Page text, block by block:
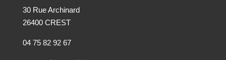
30 Rue Archinard
26400 CREST
04 75 82 92 67